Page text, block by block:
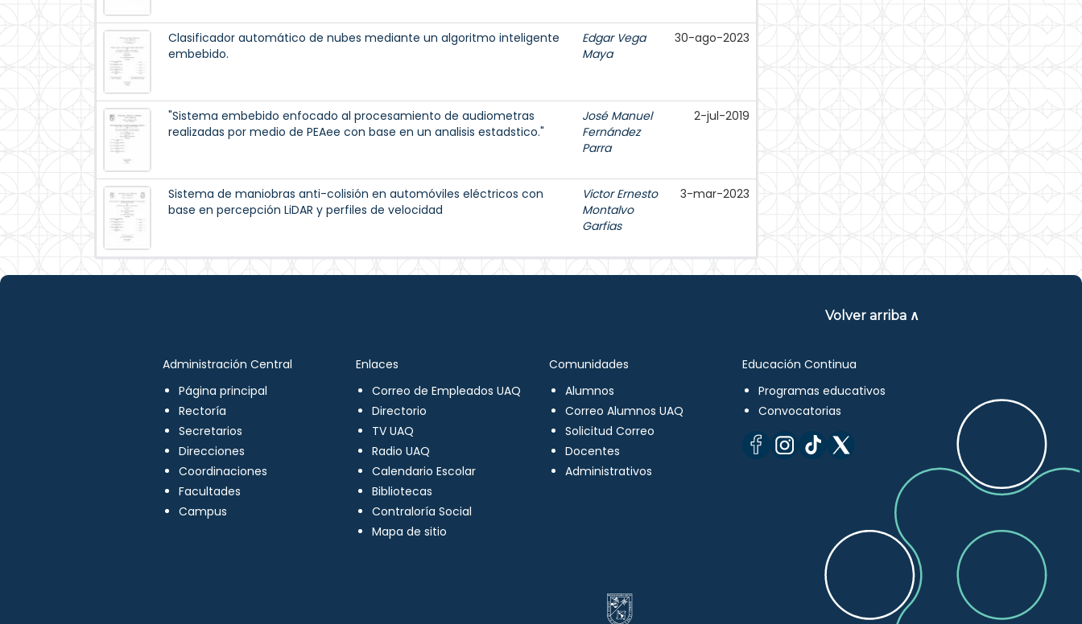
Clasificador automático de nubes mediante un algoritmo inteligente
embebido.
Edgar Vega
Maya
30-ago-2023
"Sistema embebido enfocado al procesamiento de audiometras
realizadas por medio de PEAee con base en un analisis estadstico."
José Manuel
Fernández
Parra
2-jul-2019
Sistema de maniobras anti-colisión en automóviles eléctricos con
base en percepción LiDAR y perfiles de velocidad
Victor Ernesto
Montalvo
Garfias
3-mar-2023
Volver arriba ∧
Administración Central
Página principal
Rectoría
Secretarios
Direcciones
Coordinaciones
Facultades
Campus
Enlaces
Correo de Empleados UAQ
Directorio
TV UAQ
Radio UAQ
Calendario Escolar
Bibliotecas
Contraloría Social
Mapa de sitio
Comunidades
Alumnos
Correo Alumnos UAQ
Solicitud Correo
Docentes
Administrativos
Educación Continua
Programas educativos
Convocatorias